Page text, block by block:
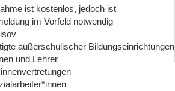
ist kostenlos, jedoch ist
im Vorfeld notwendig
außerschulischer Bildungseinrichtungen
und Lehrer